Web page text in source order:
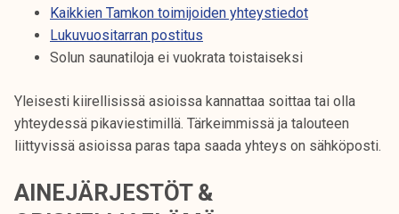
Kaikkien Tamkon toimijoiden yhteystiedot
Lukuvuositarran postitus
Solun saunatiloja ei vuokrata toistaiseksi
Yleisesti kiirellisissä asioissa kannattaa soittaa tai olla
yhteydessä pikaviestimillä. Tärkeimmissä ja talouteen
liittyvissä asioissa paras tapa saada yhteys on sähköposti.
AINEJÄRJESTÖT &